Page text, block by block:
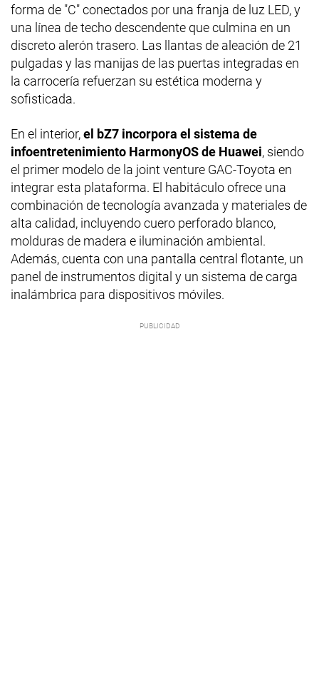
forma de "C" conectados por una franja de luz LED, y
una línea de techo descendente que culmina en un
discreto alerón trasero. Las llantas de aleación de 21
pulgadas y las manijas de las puertas integradas en
la carrocería refuerzan su estética moderna y
sofisticada.
En el interior,el bZ7 incorpora el sistema de
infoentretenimiento HarmonyOS de Huawei, siendo
el primer modelo de la joint venture GAC-Toyota en
integrar esta plataforma. El habitáculo ofrece una
combinación de tecnología avanzada y materiales de
alta calidad, incluyendo cuero perforado blanco,
molduras de madera e iluminación ambiental.
Además, cuenta con una pantalla central flotante, un
panel de instrumentos digital y un sistema de carga
inalámbrica para dispositivos móviles.